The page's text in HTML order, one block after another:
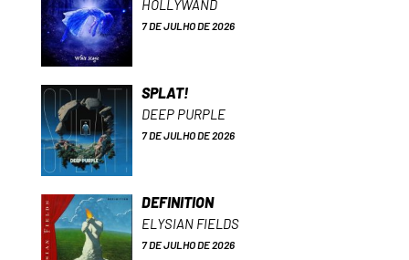
HOLLYWAND
7 DE JULHO DE 2026
SPLAT!
DEEP PURPLE
7 DE JULHO DE 2026
DEFINITION
ELYSIAN FIELDS
7 DE JULHO DE 2026